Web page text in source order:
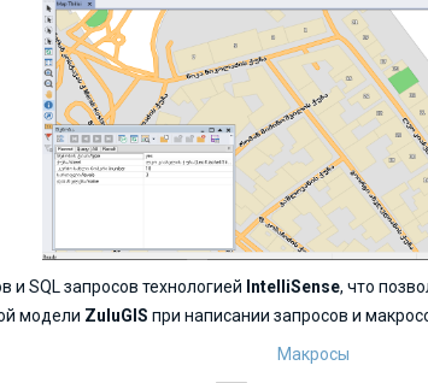
SQL запросов технологией IntelliSense, что
модели ZuluGIS при написании запросов и
Макросы